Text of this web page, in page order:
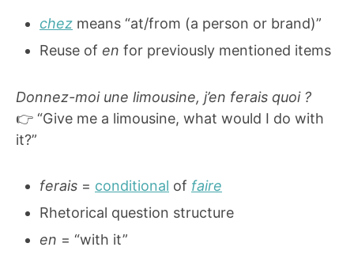
chez means “at/from (a person or brand)”
Reuse of en for previously mentioned items
Donnez-moi une limousine, j’en ferais quoi ?
👉 “Give me a limousine, what would I do with
it?”
ferais = conditional of faire
Rhetorical question structure
en = “with it”